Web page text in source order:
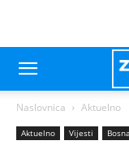
Naslovnica Aktuelno
Aktuelno Vijesti